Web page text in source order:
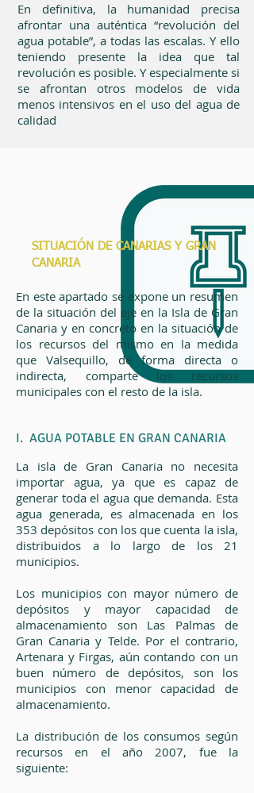
SITUACIÓN DE CANARIAS Y GRAN
CANARIA
En definitiva, la humanidad precisa
afrontar una auténtica “revolución del
agua potable”, a todas las escalas. Y ello
teniendo presente la idea que tal
revolución es posible. Y especialmente si
se afrontan otros modelos de vida
menos intensivos en el uso del agua de
calidad
La isla de Gran Canaria no necesita
importar agua, ya que es capaz de
generar toda el agua que demanda. Esta
agua generada, es almacenada en los
353 depósitos con los que cuenta la isla,
distribuidos a lo largo de los 21
municipios.
Los municipios con mayor número de
depósitos y mayor capacidad de
almacenamiento son Las Palmas de
Gran Canaria y Telde. Por el contrario,
Artenara y Firgas, aún contando con un
buen número de depósitos, son los
municipios con menor capacidad de
almacenamiento.
La distribución de los consumos según
recursos en el año 2007, fue la
siguiente:
I. AGUA POTABLE EN GRAN CANARIA
En este apartado se expone un resumen
de la situación del eje en la Isla de Gran
Canaria y en concreto en la situación de
los recursos del mismo en la medida
que Valsequillo, de forma directa o
indirecta, comparte los recursos
municipales con el resto de la isla.